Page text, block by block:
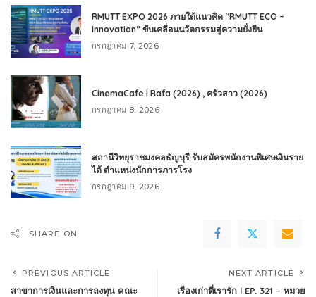
RMUTT EXPO 2026 ภายใต้แนวคิด “RMUTT ECO –
Innovation” ขับเคลื่อนนวัตกรรมสู่ความยั่งยืน
กรกฎาคม 7, 2026
CinemaCafe l Rafa (2026) , ครัวสาว (2026)
กรกฎาคม 8, 2026
สถานีวิทยุราชมงคลธัญบุรี รับสมัครพนักงานพิเศษเงินราย
ได้ ตำแหน่งนักการภารโรง
กรกฎาคม 9, 2026
SHARE ON
PREVIOUS ARTICLE
สาขาการเงินและการลงทุน คณะ
NEXT ARTICLE
เรื่องเก่าที่เรารัก l EP. 321 – หมวย